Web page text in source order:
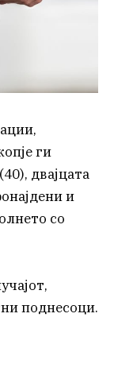
ги
двајцата
и
со
поднесоци.